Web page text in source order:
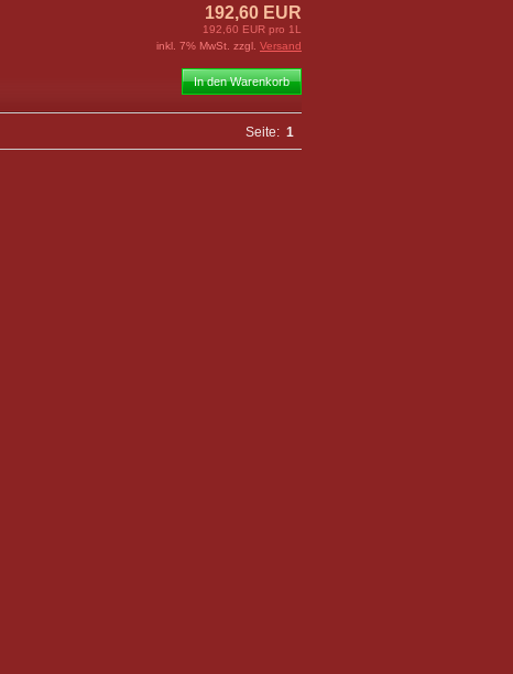
192,60 EUR
192,60 EUR pro 1L
inkl. 7% MwSt. zzgl. Versand
In den Warenkorb
Seite: 1